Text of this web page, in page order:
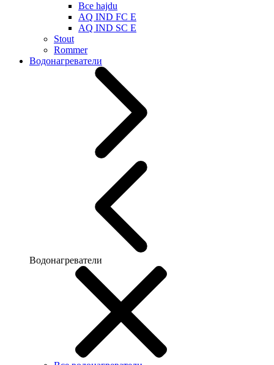
Все hajdu
AQ IND FC E
AQ IND SC E
Stout
Rommer
Водонагреватели
Водонагреватели